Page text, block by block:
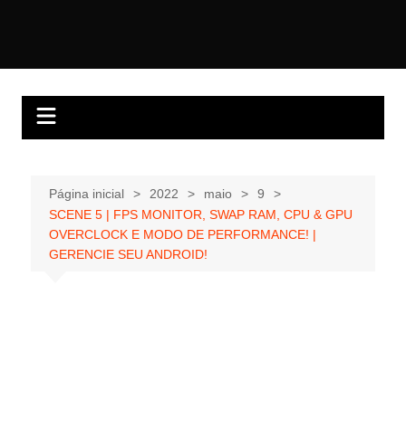
Página inicial 2022 maio
9
SCENE 5 | FPS MONITOR, SWAP RAM, CPU & GPU
OVERCLOCK E MODO DE PERFORMANCE! |
GERENCIE SEU ANDROID!